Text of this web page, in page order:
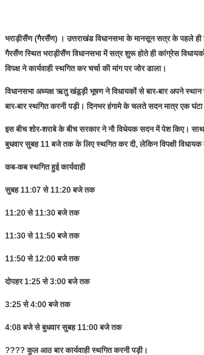
भराड़ीसैंण (गैरसैंण) । उत्तराखंड विधानसभा के मानसून सत्र के पहले ही
गैरसैंण स्थित भराड़ीसैंण विधानसभा में सत्र शुरू होते ही कांग्रेस
विपक्ष ने कार्यवाही स्थगित कर चर्चा की मांग पर जोर डाला।
विधानसभा अध्यक्ष ऋतु खंडूड़ी भूषण ने विधायकों से बार-बार अपने
बार-बार स्थगित करनी पड़ी। दिनभर हंगामे के चलते सदन मात्र एक
इस बीच शोर-शराबे के बीच सरकार ने नौ विधेयक सदन में पेश किए।
बुधवार सुबह 11 बजे तक के लिए स्थगित कर दी, लेकिन विपक्षी
कब-कब स्थगित हुई कार्यवाही
सुबह 11:07 से 11:20 बजे तक
11:20 से 11:30 बजे तक
11:30 से 11:50 बजे तक
11:50 से 12:00 बजे तक
दोपहर 1:25 से 3:00 बजे तक
3:25 से 4:00 बजे तक
4:08 बजे से बुधवार सुबह 11:00 बजे तक
???? कुल आठ बार कार्यवाही स्थगित करनी पड़ी।